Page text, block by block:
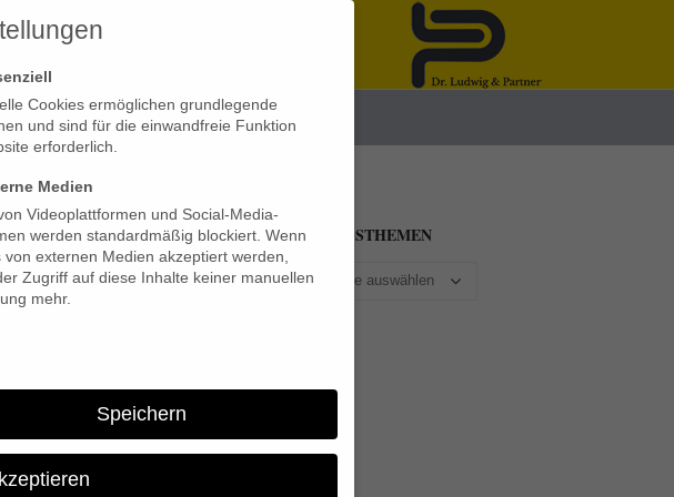
uns Standorte News
steigt
der
BEITRAGSTHEMEN
Cookies ermöglichen grundlegende
und sind für die einwandfreie Funktion
erforderlich.
Medien
Videoplattformen und Social-Media-
werden standardmäßig blockiert. Wenn
von externen Medien akzeptiert werden,
Zugriff auf diese Inhalte keiner manuellen
mehr.
Speichern